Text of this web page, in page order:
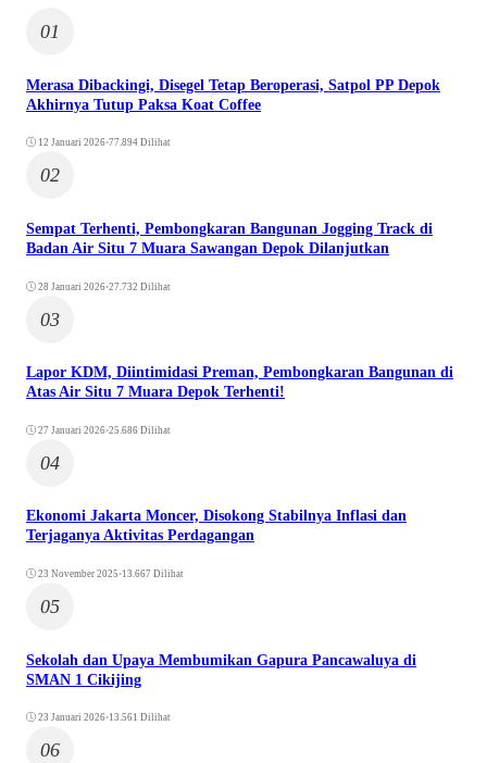
01
Merasa Dibackingi, Disegel Tetap Beroperasi, Satpol PP Depok
Akhirnya Tutup Paksa Koat Coffee
12 Januari 2026•77.894 Dilihat
02
Sempat Terhenti, Pembongkaran Bangunan Jogging Track di
Badan Air Situ 7 Muara Sawangan Depok Dilanjutkan
28 Januari 2026•27.732 Dilihat
03
Lapor KDM, Diintimidasi Preman, Pembongkaran Bangunan di
Atas Air Situ 7 Muara Depok Terhenti!
27 Januari 2026•25.686 Dilihat
04
Ekonomi Jakarta Moncer, Disokong Stabilnya Inflasi dan
Terjaganya Aktivitas Perdagangan
23 November 2025 •13.667 Dilihat
05
Sekolah dan Upaya Membumikan Gapura Pancawaluya di
SMAN 1 Cikijing
23 Januari 2026•13.561 Dilihat
06